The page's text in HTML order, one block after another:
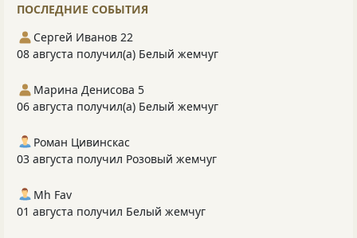
ПОСЛЕДНИЕ СОБЫТИЯ
Сергей Иванов 22
08 августа получил(а) Белый жемчуг
Марина Денисова 5
06 августа получил(а) Белый жемчуг
Роман Цивинскас
03 августа получил Розовый жемчуг
Mh Fav
01 августа получил Белый жемчуг